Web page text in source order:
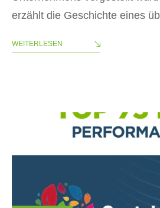
erzählt die Geschichte eines
WEITERLESEN